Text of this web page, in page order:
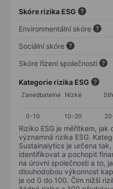
Skóre rizika ESG
Environmentální skóre
Sociální skóre
Skóre řízení společnosti
Kategorie rizika ESG
Zanedbatelné Nízké
0-10
10-20
Riziko ESG je měřítkem,
významná rizika ESG.
Sustainalytics je určena
identifikovat a pochopit
na úrovni společnosti a to,
dlouhodobou výkonnost
je od 0 do 100. Čím nižší